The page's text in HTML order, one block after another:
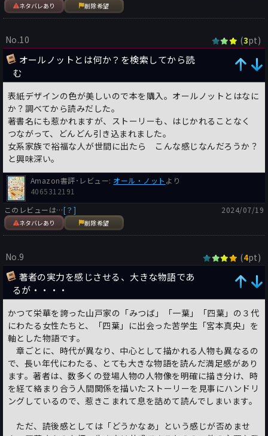
ネタバレあり 削除希望
No.10 (3pt)
オールノットとは何か？を検索してから読
む
表紙デザインの色が美しいので本を購入。オールノットとはなに
か？調べてから読みだした。
著書名にも惹かれますが、ストーリーも、はじかれることなく
つながって、どんどん引き込まれました。
女系家族で裕福な人が世間に出たら こんな感じなんだろうか？
と興味深い。
Amazon書評･レビュー: オール・ノット より
4065312191
このレビューは…[？]
ネタバレあり 削除希望
2024/07/19
No.9 (4pt)
著者の実力を感じさせる、大きな物語であ
るが・・・・
かつて栄華を誇った山戸家の「みつば」「一葉」「四葉」の３代
にわたる女性たちと、「四葉」に出会った苦学生「宮本真央」を
軸とした物語です。
章ごとに、時代が異なり、中心として描かれる人物も異なるの
で、長い年代にわたる、とても大きな物語を読んだ満足感があり
ます。著者は、数多くの登場人物の人物像を明確に描き分け、時
を経て絡まり合う人間関係を描いたストーリーを見事にハンドリ
ングしているので、惹きこまれて息を詰めて読んでしまいます。
ただ、読後感としては「どうかなあ」という感じが否めませ